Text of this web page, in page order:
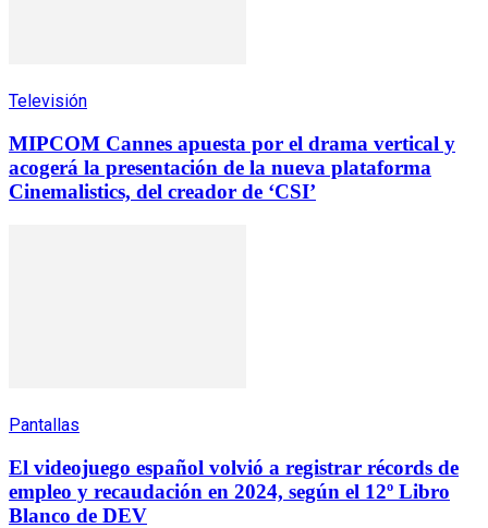
Televisión
MIPCOM Cannes apuesta por el drama vertical y
acogerá la presentación de la nueva plataforma
Cinemalistics, del creador de ‘CSI’
Pantallas
El videojuego español volvió a registrar récords de
empleo y recaudación en 2024, según el 12º Libro
Blanco de DEV